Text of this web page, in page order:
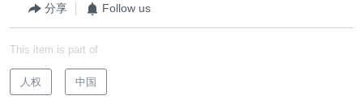
分享 Follow us
This item is part of
人权 中国